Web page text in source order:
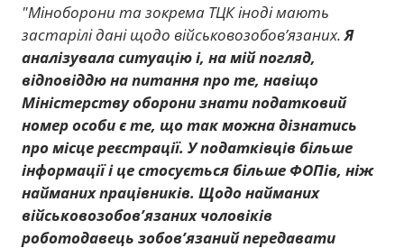
"Міноборони та зокрема ТЦК іноді мають
застарілі дані щодо військовозобов’язаних.Я
аналізувала ситуацію і, на мій погляд,
відповіддю на питання про те, навіщо
Міністерству оборони знати податковий
номер особи є те, що так можна дізнатись
про місце реєстрації. У податківців більше
інформації і це стосується більше ФОПів, ніж
найманих працівників. Щодо найманих
військовозобов’язаних чоловіків
роботодавець зобов’язаний передавати